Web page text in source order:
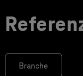
Branche